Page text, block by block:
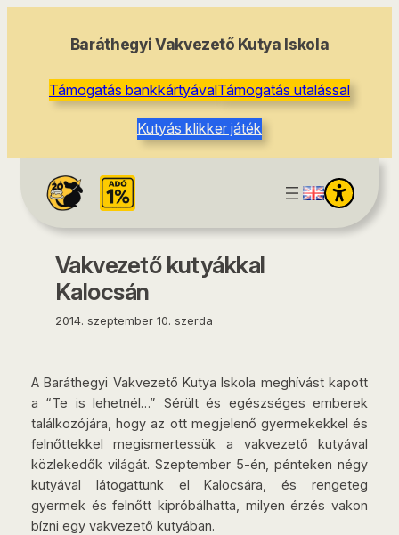
Baráthegyi Vakvezető Kutya Iskola
Támogatás bankkártyávalTámogatás utalással
Kutyás klikker játék
Vakvezető kutyákkal
Kalocsán
2014. szeptember 10. szerda
A Baráthegyi Vakvezető Kutya Iskola meghívást kapott
a “Te is lehetnél…” Sérült és egészséges emberek
találkozójára, hogy az ott megjelenő gyermekekkel és
felnőttekkel megismertessük a vakvezető kutyával
közlekedők világát. Szeptember 5-én, pénteken négy
kutyával látogattunk el Kalocsára, és rengeteg
gyermek és felnőtt kipróbálhatta, milyen érzés vakon
bízni egy vakvezető kutyában.